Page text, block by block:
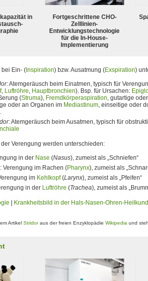
in
Fortgeschrittene CHO-
Zelllinien-
Entwicklungstechnologie
für die In-House-
Implementierung
bei Ein- ( Inspiration) bzw. Ausatmung (Exspiration)
: Atemgeräusch beim Einatmen, typisch für
, Luftröhre, Hauptbronchien). Bsp. für Ursachen:
(Struma), Fremdkörperaspiration, gutartige
oder an Organen im Mediastinum, einseitige oder
: Atemgeräusch beim Ausatmen, typisch für
Verengung werden unterschieden:
in der Nase (Nasus), zumeist als „Schniefen“
: Verengung im Rachen (Pharynx), zumeist als
im Kehlkopf(Larynx), zumeist als „Pfeifen“
in der Luftröhre (Trachea), zumeist als
Krankheitsbild in der Hals-Nasen-Ohren-
Artikel Stridoraus der freien Enzyklopädie Wikipedia und